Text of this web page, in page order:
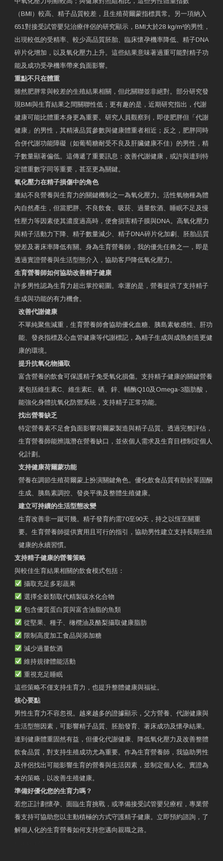
（BMI）較高、精子品質較差，且生殖荷爾蒙指標異常。另一項納入
651對接受試管嬰兒治療伴侶的研究顯示，BMI大於28 kg/m²的男性，
出現較低的受精率、較少高品質胚胎、臨床懷孕機率降低、精子DNA
碎片化增加，以及氧化壓力上升。這些結果意味著過重可能對精子功
能及成功受孕機率帶來負面影響。
重點不只在體重
雖然肥胖常與較差的生殖結果相關，但此關聯並非絕對。部分研究發
現BMI與生育結果之間關聯性低；更有趣的是，近期研究指出，代謝
健康可能比體重本身更為重要。研究人員觀察到，即使肥胖但「代謝
健康」的男性，其精液品質參數與健康體重者相近；反之，肥胖同時
合併代謝功能障礙（如葡萄糖耐受不良及肝臟健康不佳）的男性，精
子數量顯著偏低。這傳遞了重要訊息：改善代謝健康，或許與達到特
定體重數字同等重要，甚至更為關鍵。
氧化壓力在精子損傷中的角色
連結不良營養與生育力的關鍵機制之一為氧化壓力。活性氧物種為體
內自然產生，但當肥胖、不良飲食、吸菸、過量飲酒、睡眠不足及慢
性壓力等因素使其濃度過高時，便會損害精子膜與DNA。高氧化壓力
與精子活動力下降、精子數量減少、精子DNA碎片化加劇、胚胎品質
變差及著床率降低有關。身為生育營養師，我的優先任務之一，即是
透過實證營養與生活型態介入，協助客戶降低氧化壓力。
生育營養師如何協助改善精子健康
許多男性認為生育力超出掌控範圍。幸運的是，營養提供了支持精子
生成與功能的有力機會。
改善代謝健康
不單純聚焦減重，生育營養師會協助優化血糖、胰島素敏感性、肝功
能、發炎指標及心血管健康等代謝標記，為精子生成與成熟創造更健
康的環境。
提升抗氧化物攝取
富含營養的飲食可保護精子免受氧化損傷。支持精子健康的關鍵營養
素包括維生素C、維生素E、硒、鋅、輔酶Q10及Omega-3脂肪酸，
能強化身體抗氧化防禦系統，支持精子正常功能。
找出營養缺乏
特定營養素不足會負面影響荷爾蒙製造與精子品質。透過完整評估，
生育營養師能辨識潛在營養缺口，並依個人需求及生育目標制定個人
化計劃。
支持健康荷爾蒙功能
營養在調節生殖荷爾蒙上扮演關鍵角色。優化飲食品質有助於睪固酮
生成、胰島素調控、發炎平衡及整體生殖健康。
建立可持續的生活型態改變
生育改善非一蹴可幾。精子發育約需70至90天，持之以恆至關重
要。生育營養師提供實用且可行的指引，協助男性建立支持長期生殖
健康的永續習慣。
支持精子健康的營養策略
與較佳生育結果相關的飲食模式包括：
攝取充足多彩蔬果
選擇全穀類取代精製碳水化合物
包含優質蛋白質與富含油脂的魚類
從堅果、種子、橄欖油及酪梨攝取健康脂肪
限制高度加工食品與添加糖
減少過量飲酒
維持規律體能活動
重視充足睡眠
這些策略不僅支持生育力，也提升整體健康與福祉。
核心要點
男性生育力不容忽視。越來越多的證據顯示，父方營養、代謝健康與
生活型態因素，可影響精子品質、胚胎發育、著床成功及懷孕結果。
達到健康體重固然有益，但優化代謝健康、降低氧化壓力及改善整體
飲食品質，對支持生殖成功尤為重要。作為生育營養師，我協助男性
及伴侶找出可能影響生育的營養與生活因素，並制定個人化、實證為
本的策略，以改善生殖健康。
準備好優化您的生育力嗎？
若您正計劃懷孕、面臨生育挑戰，或準備接受試管嬰兒療程，專業營
養支持可協助您以主動積極的方式守護精子健康。立即預約諮詢，了
解個人化的生育營養如何支持您邁向親職之路。